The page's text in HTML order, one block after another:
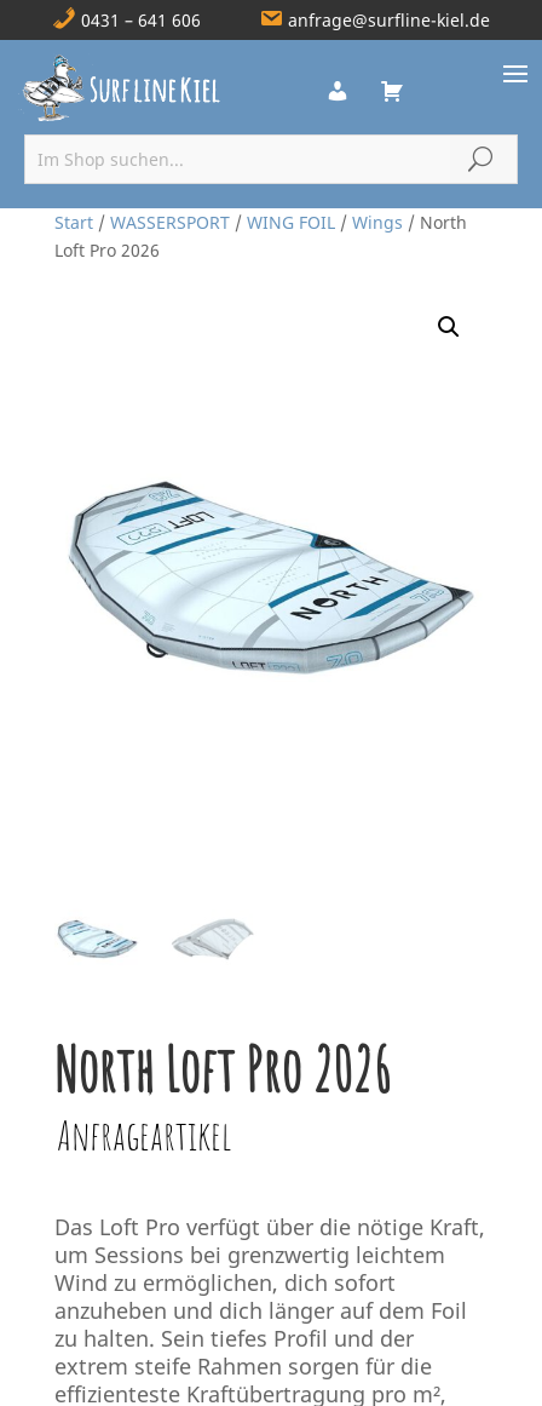
0431 – 641 606 anfrage@surfline-kiel.de
Start/ WASSERSPORT/ WING FOIL/ Wings / North
Loft Pro 2026
North Loft Pro 2026
Anfrageartikel
Das Loft Pro verfügt über die nötige Kraft,
um Sessions bei grenzwertig leichtem
Wind zu ermöglichen, dich sofort
anzuheben und dich länger auf dem Foil
zu halten. Sein tiefes Profil und der
extrem steife Rahmen sorgen für die
effizienteste Kraftübertragung pro m²,